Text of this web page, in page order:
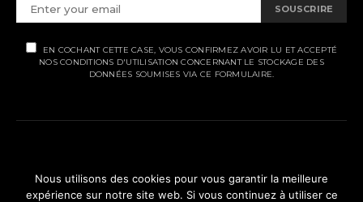
SOUSCRIRE
EN COCHANT CETTE CASE, VOUS CONFIRMEZ AVOIR LU ET ACCEPTÉ
NOS CONDITIONS D'UTILISATION CONCERNANT LE STOCKAGE DES
DONNÉES SOUMISES VIA CE FORMULAIRE.
MENTIONS LÉGALES
POLITIQUE DE CONFIDENTIALITÉ
Nous utilisons des cookies pour vous garantir la meilleure
expérience sur notre site web. Si vous continuez à utiliser ce